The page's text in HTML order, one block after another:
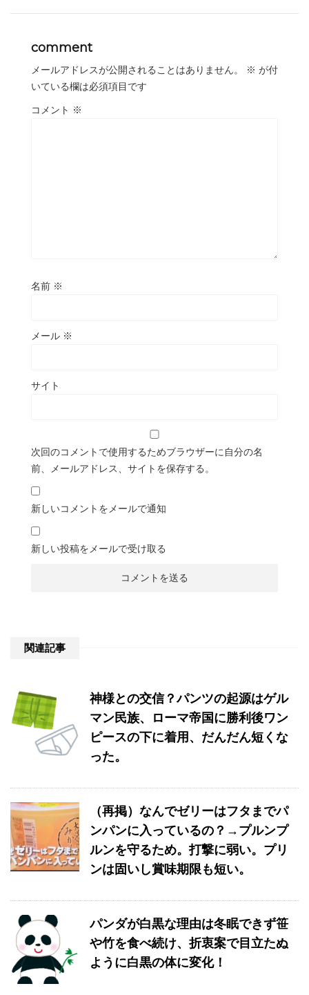
comment
メールアドレスが公開されることはありません。 ※ が付
いている欄は必須項目です
コメント ※
名前 ※
メール ※
サイト
次回のコメントで使用するためブラウザーに自分の名
前、メールアドレス、サイトを保存する。
新しいコメントをメールで通知
新しい投稿をメールで受け取る
関連記事
神様との交信？パンツの起源はゲル
マン民族、ローマ帝国に勝利後ワン
ピースの下に着用、だんだん短くな
った。
（再掲）なんでゼリーはフタまでパ
ンパンに入っているの？→プルンプ
ルンを守るため。打撃に弱い。プリ
ンは固いし賞味期限も短い。
パンダが白黒な理由は冬眠できず笹
や竹を食べ続け、折衷案で目立たぬ
ように白黒の体に変化！